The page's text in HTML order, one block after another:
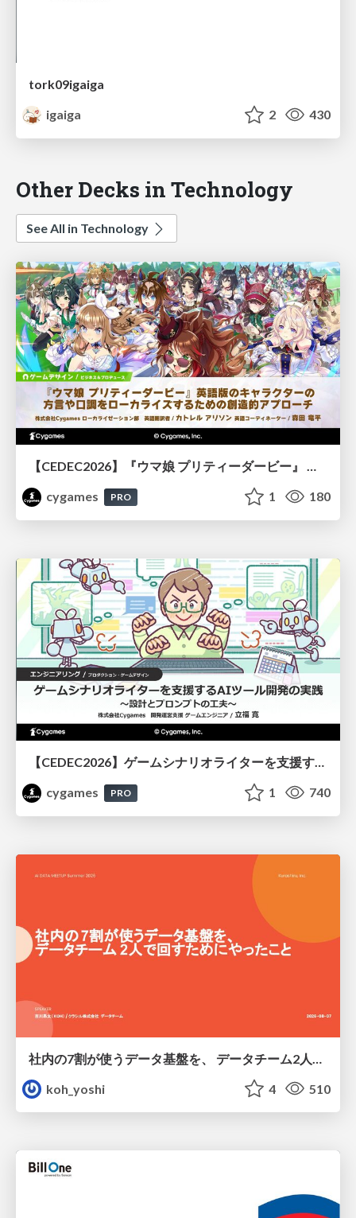
tork09igaiga
igaiga
2 430
Other Decks in Technology
See All in Technology
cygames
PRO 1 180
【CEDEC2026】ゲームシナリオライターを支援するAIツール開発の実践 ― 設計とプロンプトの工夫 ―
cygames
PRO 1 740
koh_yoshi
4 510